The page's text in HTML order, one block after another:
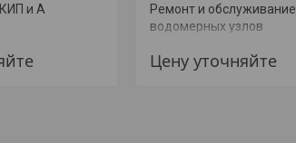
и А
Ремонт и обслуживание
водомерных узлов
Цену уточняйте